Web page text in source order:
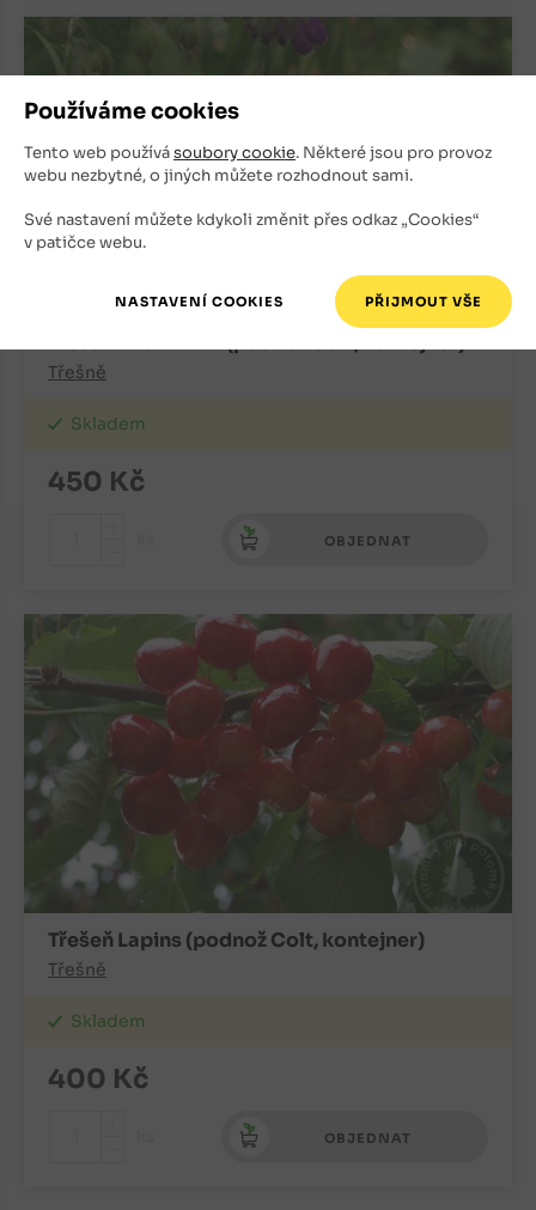
Používáme cookies
Tento web používásoubory cookie. Některé jsou pro provoz
webu nezbytné, o jiných můžete rozhodnout sami.
Své nastavení můžete kdykoli změnit přes odkaz „Cookies“
v patičce webu.
Třešně
Skladem
450 Kč
OBJEDNAT
Třešeň Lapins (podnož Colt, kontejner)
Třešně
Skladem
400 Kč
OBJEDNAT